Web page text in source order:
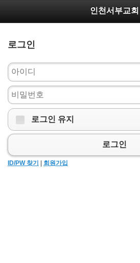
인천서부교회
로그인
로그인 유지
로그인
ID/PW 찾기 | 회원가입